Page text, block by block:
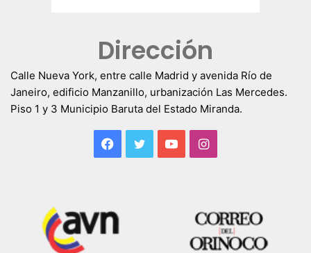
Dirección
Calle Nueva York, entre calle Madrid y avenida Río de
Janeiro, edificio Manzanillo, urbanización Las Mercedes.
Piso 1 y 3 Municipio Baruta del Estado Miranda.
Facebook
TwitterYouTubeInstagram